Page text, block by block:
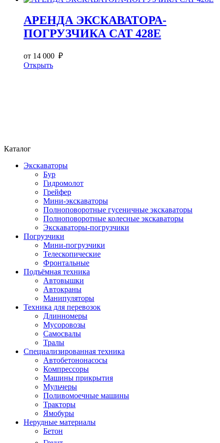
АРЕНДА ЭКСКАВАТОРА-
ПОГРУЗЧИКА CAT 428E
от 14 000 ₽
Открыть
Каталог
Нерудные материалы
Бетон
Погрузчики
Мини-погрузчики
Телескопические
Фронтальные
Подъёмная техника
Автовышки
Автокраны
Манипуляторы
Специализированная техника
Автобетононасосы
Компрессоры
Машины прикрытия
Мульчеры
Поливомоечные машины
Тракторы
Ямобуры
Техника для перевозок
Длинномеры
Мусоровозы
Самосвалы
Тралы
Экскаваторы
Бур
Гидромолот
Грейфер
Мини-экскаваторы
Полноповоротные гусеничные экскаваторы
Полноповоротные колесные экскаваторы
Экскаваторы-погрузчики